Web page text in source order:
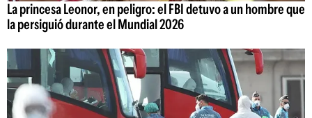
La princesa Leonor, en peligro: el FBI detuvo a un hombre que
la persiguió durante el Mundial 2026